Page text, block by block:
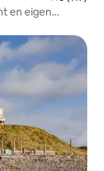
en eigen